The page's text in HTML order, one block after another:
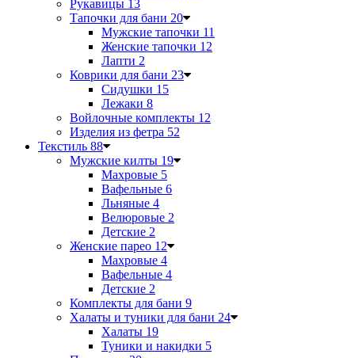
Рукавицы 13
Тапочки для бани 20
Мужские тапочки 11
Женские тапочки 12
Лапти 2
Коврики для бани 23
Сидушки 15
Лежаки 8
Войлочные комплекты 12
Изделия из фетра 52
Текстиль 88
Мужские килты 19
Махровые 5
Вафельные 6
Льняные 4
Велюровые 2
Детские 2
Женские парео 12
Махровые 4
Вафельные 4
Детские 2
Комплекты для бани 9
Халаты и туники для бани 24
Халаты 19
Туники и накидки 5